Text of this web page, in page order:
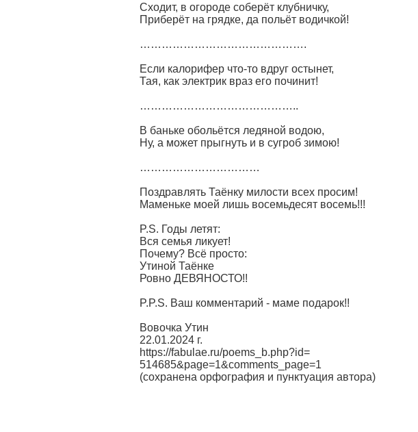
Сходит, в огороде соберёт клубничку,
Приберёт на грядке, да польёт водичкой!
……………………………………….
Если калорифер что-то вдруг остынет,
Тая, как электрик враз его починит!
……………………………………..
В баньке обольётся ледяной водою,
Ну, а может прыгнуть и в сугроб зимою!
……………………………
Поздравлять Таёнку милости всех просим!
Маменьке моей лишь восемьдесят восемь!!!
P.S. Годы летят:
Вся семья ликует!
Почему? Всё просто:
Утиной Таёнке
Ровно ДЕВЯНОСТО!!
P.P.S. Ваш комментарий - маме подарок!!
Вовочка Утин
22.01.2024 г.
https://fabulae.ru/poems_b.php?id=
514685&page=1&comments_page=1
(сохранена орфография и пунктуация автора)